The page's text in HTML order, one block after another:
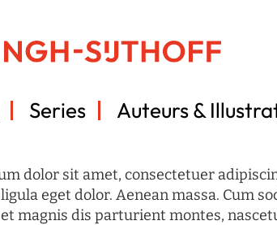
Series Auteurs &
dolor sit amet, consectetuer
eget dolor. Aenean massa. Cum
magnis dis parturient montes,